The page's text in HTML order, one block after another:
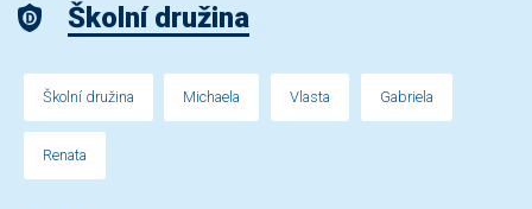
Školní družina
Školní družina Michaela Vlasta Gabriela
Renata